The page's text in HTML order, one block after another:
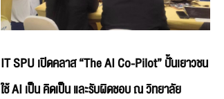
IT SPU เปิดคลาส “The AI Co-Pilot” ปั้นเยาวชน
ใช้ AI เป็น คิดเป็น และรับผิดชอบ ณ วิทยาลัย